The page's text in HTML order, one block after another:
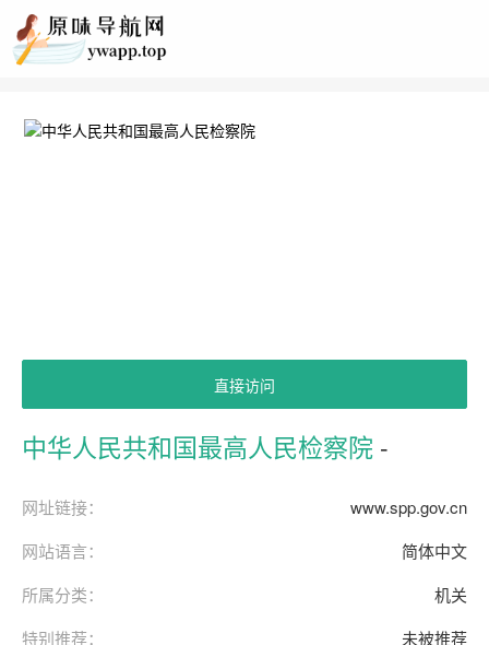
直接访问
中华人民共和国最高人民检察院 -
网址链接：
www.spp.gov.cn
网站语言：
简体中文
所属分类：
机关
特别推荐：
未被推荐